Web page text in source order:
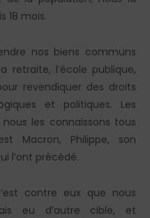
18 mois.
nos biens communs
retraite, l’école publique,
revendiquer des droits
et politiques. Les
les connaissons tous
Macron, Philippe, son
l’ont précédé.
contre eux que nous
eu d’autre cible, et